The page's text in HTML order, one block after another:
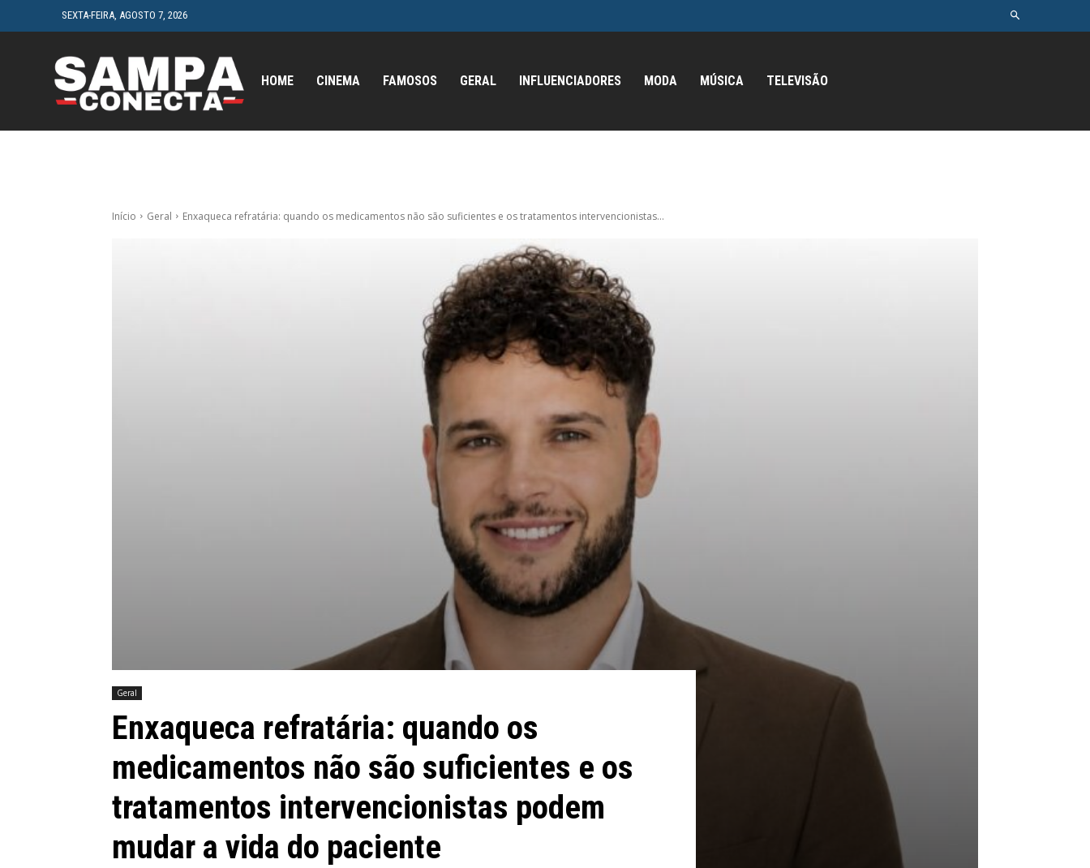
SEXTA-FEIRA, AGOSTO 7, 2026
HOME CINEMA FAMOSOS GERAL INFLUENCIADORES MODA MÚSICA TELEVISÃO
Início Geral Enxaqueca refratária: quando os medicamentos não são suficientes e os tratamentos intervencionistas...
Geral
Enxaqueca refratária: quando os
medicamentos não são suficientes e os
tratamentos intervencionistas podem
mudar a vida do paciente